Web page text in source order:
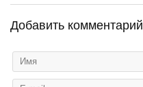
Добавить комментарий